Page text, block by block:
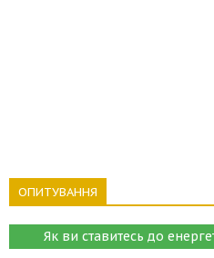
ОПИТУВАННЯ
Як ви ставитесь до